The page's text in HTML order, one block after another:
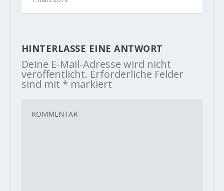
HINTERLASSE EINE ANTWORT
Deine E-Mail-Adresse wird nicht
veröffentlicht. Erforderliche Felder
sind mit * markiert